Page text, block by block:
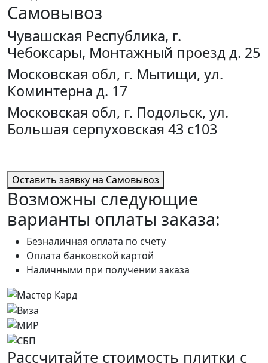
Самовывоз
Чувашская Республика, г.
Чебоксары, Монтажный проезд д. 25
Московская обл, г. Мытищи, ул.
Коминтерна д. 17
Московская обл, г. Подольск, ул.
Большая серпуховская 43 с103
Оставить заявку на Самовывоз
Возможны следующие
варианты оплаты заказа:
Безналичная оплата по счету
Оплата банковской картой
Наличными при получении заказа
Расcчитайте стоимость плитки с